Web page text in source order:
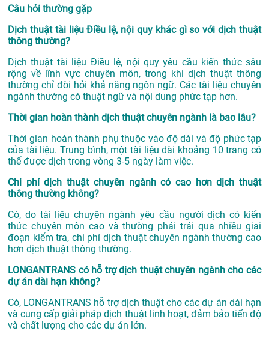
Câu hỏi thường gặp
Dịch thuật tài liệu Điều lệ, nội quy khác gì so với dịch thuật
thông thường?
Dịch thuật tài liệu Điều lệ, nội quy yêu cầu kiến thức sâu
rộng về lĩnh vực chuyên môn, trong khi dịch thuật thông
thường chỉ đòi hỏi khả năng ngôn ngữ. Các tài liệu chuyên
ngành thường có thuật ngữ và nội dung phức tạp hơn.
Thời gian hoàn thành dịch thuật chuyên ngành là bao lâu?
Thời gian hoàn thành phụ thuộc vào độ dài và độ phức tạp
của tài liệu. Trung bình, một tài liệu dài khoảng 10 trang có
thể được dịch trong vòng 3-5 ngày làm việc.
Chi phí dịch thuật chuyên ngành có cao hơn dịch thuật
thông thường không?
Có, do tài liệu chuyên ngành yêu cầu người dịch có kiến
thức chuyên môn cao và thường phải trải qua nhiều giai
đoạn kiểm tra, chi phí dịch thuật chuyên ngành thường cao
hơn dịch thuật thông thường.
LONGANTRANS có hỗ trợ dịch thuật chuyên ngành cho các
dự án dài hạn không?
Có, LONGANTRANS hỗ trợ dịch thuật cho các dự án dài hạn
và cung cấp giải pháp dịch thuật linh hoạt, đảm bảo tiến độ
và chất lượng cho các dự án lớn.